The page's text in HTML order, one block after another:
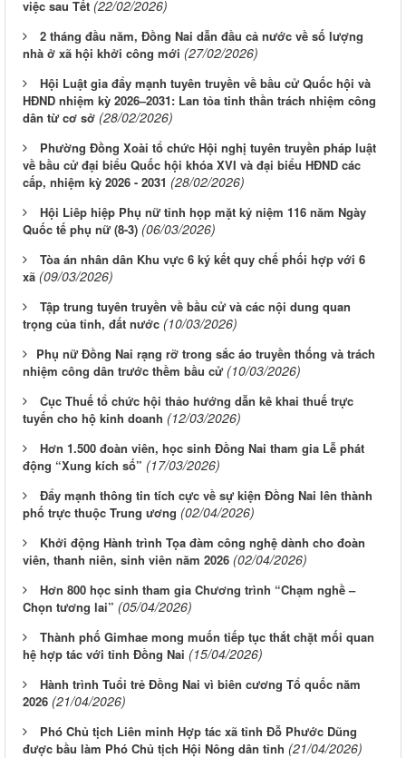
việc sau Tết (22/02/2026)
2 tháng đầu năm, Đồng Nai dẫn đầu cả nước về số lượng
nhà ở xã hội khởi công mới (27/02/2026)
Hội Luật gia đẩy mạnh tuyên truyền về bầu cử Quốc hội và
HĐND nhiệm kỳ 2026–2031: Lan tỏa tinh thần trách nhiệm công
dân từ cơ sở (28/02/2026)
Phường Đồng Xoài tổ chức Hội nghị tuyên truyền pháp luật
về bầu cử đại biểu Quốc hội khóa XVI và đại biểu HĐND các
cấp, nhiệm kỳ 2026 - 2031 (28/02/2026)
Hội Liêp hiệp Phụ nữ tỉnh họp mặt kỷ niệm 116 năm Ngày
Quốc tế phụ nữ (8-3) (06/03/2026)
Tòa án nhân dân Khu vực 6 ký kết quy chế phối hợp với 6
xã (09/03/2026)
Tập trung tuyên truyền về bầu cử và các nội dung quan
trọng của tỉnh, đất nước (10/03/2026)
​​​​​​​Phụ nữ Đồng Nai rạng rỡ trong sắc áo truyền thống và trách
nhiệm công dân trước thềm bầu cử (10/03/2026)
Cục Thuế tổ chức hội thảo hướng dẫn kê khai thuế trực
tuyến cho hộ kinh doanh (12/03/2026)
Hơn 1.500 đoàn viên, học sinh Đồng Nai tham gia Lễ phát
động “Xung kích số” (17/03/2026)
Đẩy mạnh thông tin tích cực về sự kiện Đồng Nai lên thành
phố trực thuộc Trung ương (02/04/2026)
Khởi động Hành trình Tọa đàm công nghệ dành cho đoàn
viên, thanh niên, sinh viên năm 2026 (02/04/2026)
Hơn 800 học sinh tham gia Chương trình “Chạm nghề –
Chọn tương lai” (05/04/2026)
Thành phố Gimhae mong muốn tiếp tục thắt chặt mối quan
hệ hợp tác với tỉnh Đồng Nai (15/04/2026)
Hành trình Tuổi trẻ Đồng Nai vì biên cương Tổ quốc năm
2026 (21/04/2026)
Phó Chủ tịch Liên minh Hợp tác xã tỉnh Đỗ Phước Dũng
được bầu làm Phó Chủ tịch Hội Nông dân tỉnh (21/04/2026)